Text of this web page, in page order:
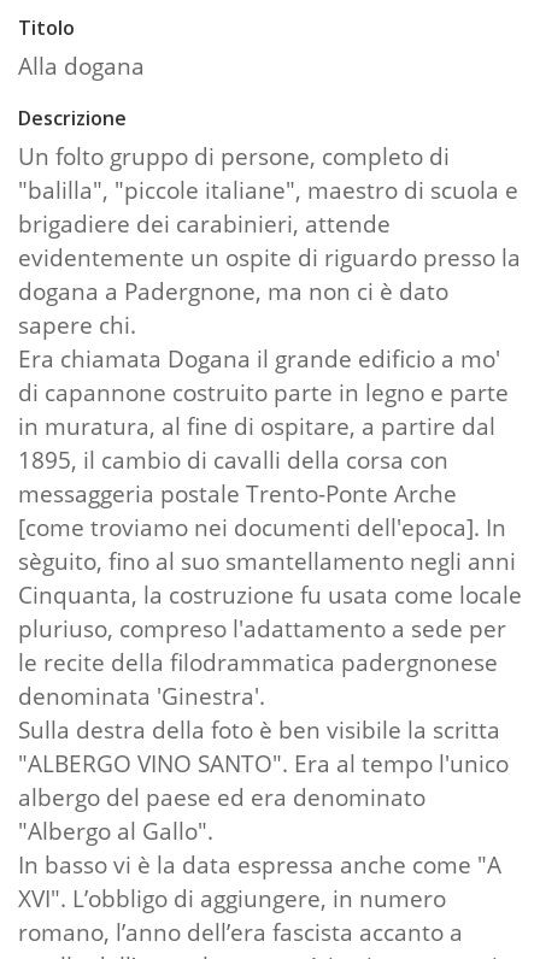
Titolo
Alla dogana
Descrizione
Un folto gruppo di persone, completo di
"balilla", "piccole italiane", maestro di scuola e
brigadiere dei carabinieri, attende
evidentemente un ospite di riguardo presso la
dogana a Padergnone, ma non ci è dato
sapere chi.
Era chiamata Dogana il grande edificio a mo'
di capannone costruito parte in legno e parte
in muratura, al fine di ospitare, a partire dal
1895, il cambio di cavalli della corsa con
messaggeria postale Trento-Ponte Arche
[come troviamo nei documenti dell'epoca]. In
sèguito, fino al suo smantellamento negli anni
Cinquanta, la costruzione fu usata come locale
pluriuso, compreso l'adattamento a sede per
le recite della filodrammatica padergnonese
denominata 'Ginestra'.
Sulla destra della foto è ben visibile la scritta
"ALBERGO VINO SANTO". Era al tempo l'unico
albergo del paese ed era denominato
"Albergo al Gallo".
In basso vi è la data espressa anche come "A
XVI". L’obbligo di aggiungere, in numero
romano, l’anno dell’era fascista accanto a